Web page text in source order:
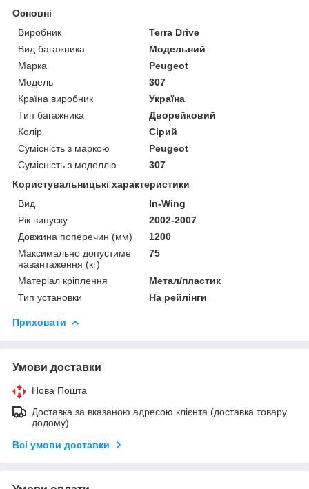
Основні
Виробник
Terra Drive
Вид багажника
Модельний
Марка
Peugeot
Модель
307
Країна виробник
Україна
Тип багажника
Дворейковий
Колір
Сірий
Сумісність з маркою
Peugeot
Сумісність з моделлю
307
Користувальницькі характеристики
Вид
In-Wing
Рік випуску
2002-2007
Довжина поперечин (мм)
1200
Максимально допустиме
навантаження (кг)
75
Матеріал кріплення
Метал/пластик
Тип установки
На рейлінги
Приховати
Умови доставки
Нова Пошта
Доставка за вказаною адресою клієнта (доставка товару
додому)
Всі умови доставки